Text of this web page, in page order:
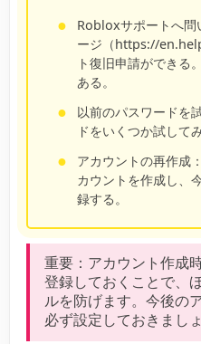
Robloxサポートへ問
ージ（https://
ト復旧申請ができる
ある。
以前のパスワードを
ドをいくつか試してみ
アカウントの再作成：
カウントを作成し、
録する。
重要： アカウント作成
登録しておくことで、
ルを防げます。今後の
必ず設定しておきましょ